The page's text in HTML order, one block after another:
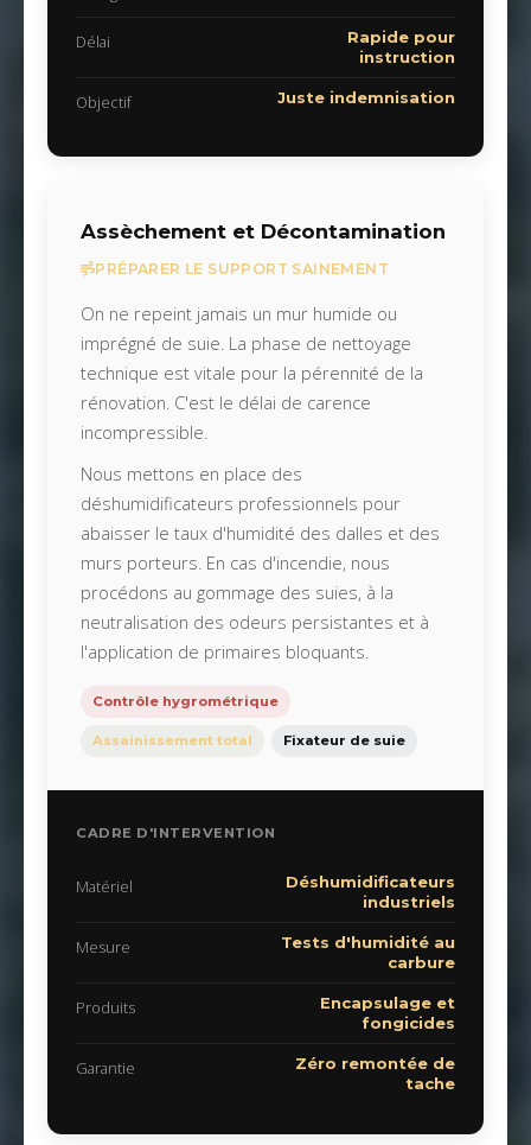
Délai
Rapide pour
instruction
Objectif Juste indemnisation
Assèchement et Décontamination
PRÉPARER LE SUPPORT SAINEMENT
On ne repeint jamais un mur humide ou
imprégné de suie. La phase de nettoyage
technique est vitale pour la pérennité de la
rénovation. C'est le délai de carence
incompressible.
Nous mettons en place des
déshumidificateurs professionnels pour
abaisser le taux d'humidité des dalles et des
murs porteurs. En cas d'incendie, nous
procédons au gommage des suies, à la
neutralisation des odeurs persistantes et à
l'application de primaires bloquants.
Contrôle hygrométrique
Assainissement total Fixateur de suie
CADRE D'INTERVENTION
Matériel
Déshumidificateurs
industriels
Mesure
Tests d'humidité au
carbure
Produits
Encapsulage et
fongicides
Garantie
Zéro remontée de
tache